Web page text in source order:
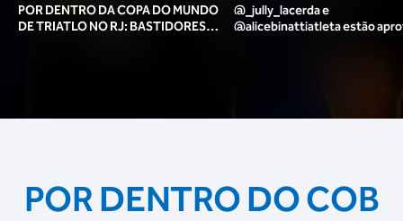
POR DENTRO DA COPA DO MUNDO
DE TRIATLO NO RJ: BASTIDORES,
@_jully_lacerda​ e
@alicebinattiatleta​ estão
POR DENTRO DO COB